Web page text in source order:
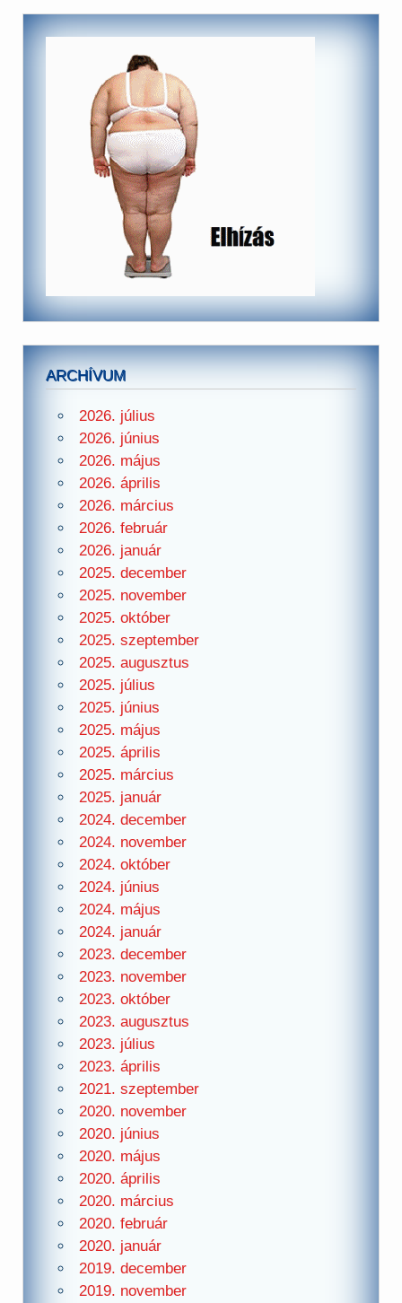
ARCHÍVUM
2026. július
2026. június
2026. május
2026. április
2026. március
2026. február
2026. január
2025. december
2025. november
2025. október
2025. szeptember
2025. augusztus
2025. július
2025. június
2025. május
2025. április
2025. március
2025. január
2024. december
2024. november
2024. október
2024. június
2024. május
2024. január
2023. december
2023. november
2023. október
2023. augusztus
2023. július
2023. április
2021. szeptember
2020. november
2020. június
2020. május
2020. április
2020. március
2020. február
2020. január
2019. december
2019. november